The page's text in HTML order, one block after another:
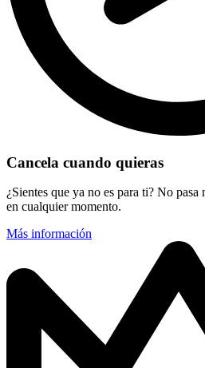
Cancela cuando quieras
¿Sientes que ya no es para ti? No
en cualquier momento.
Más información